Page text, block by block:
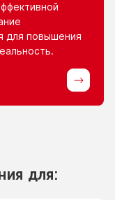
для повышения
для: